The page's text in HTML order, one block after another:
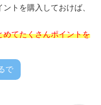
トを購入しておけば、
めてたくさんポイントを
で